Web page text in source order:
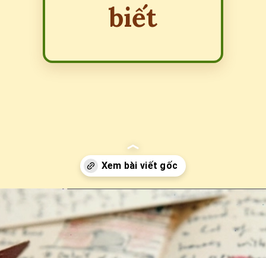
biết
Đang mở https://erci.edu.vn/ve-khu-hoi-la-gi